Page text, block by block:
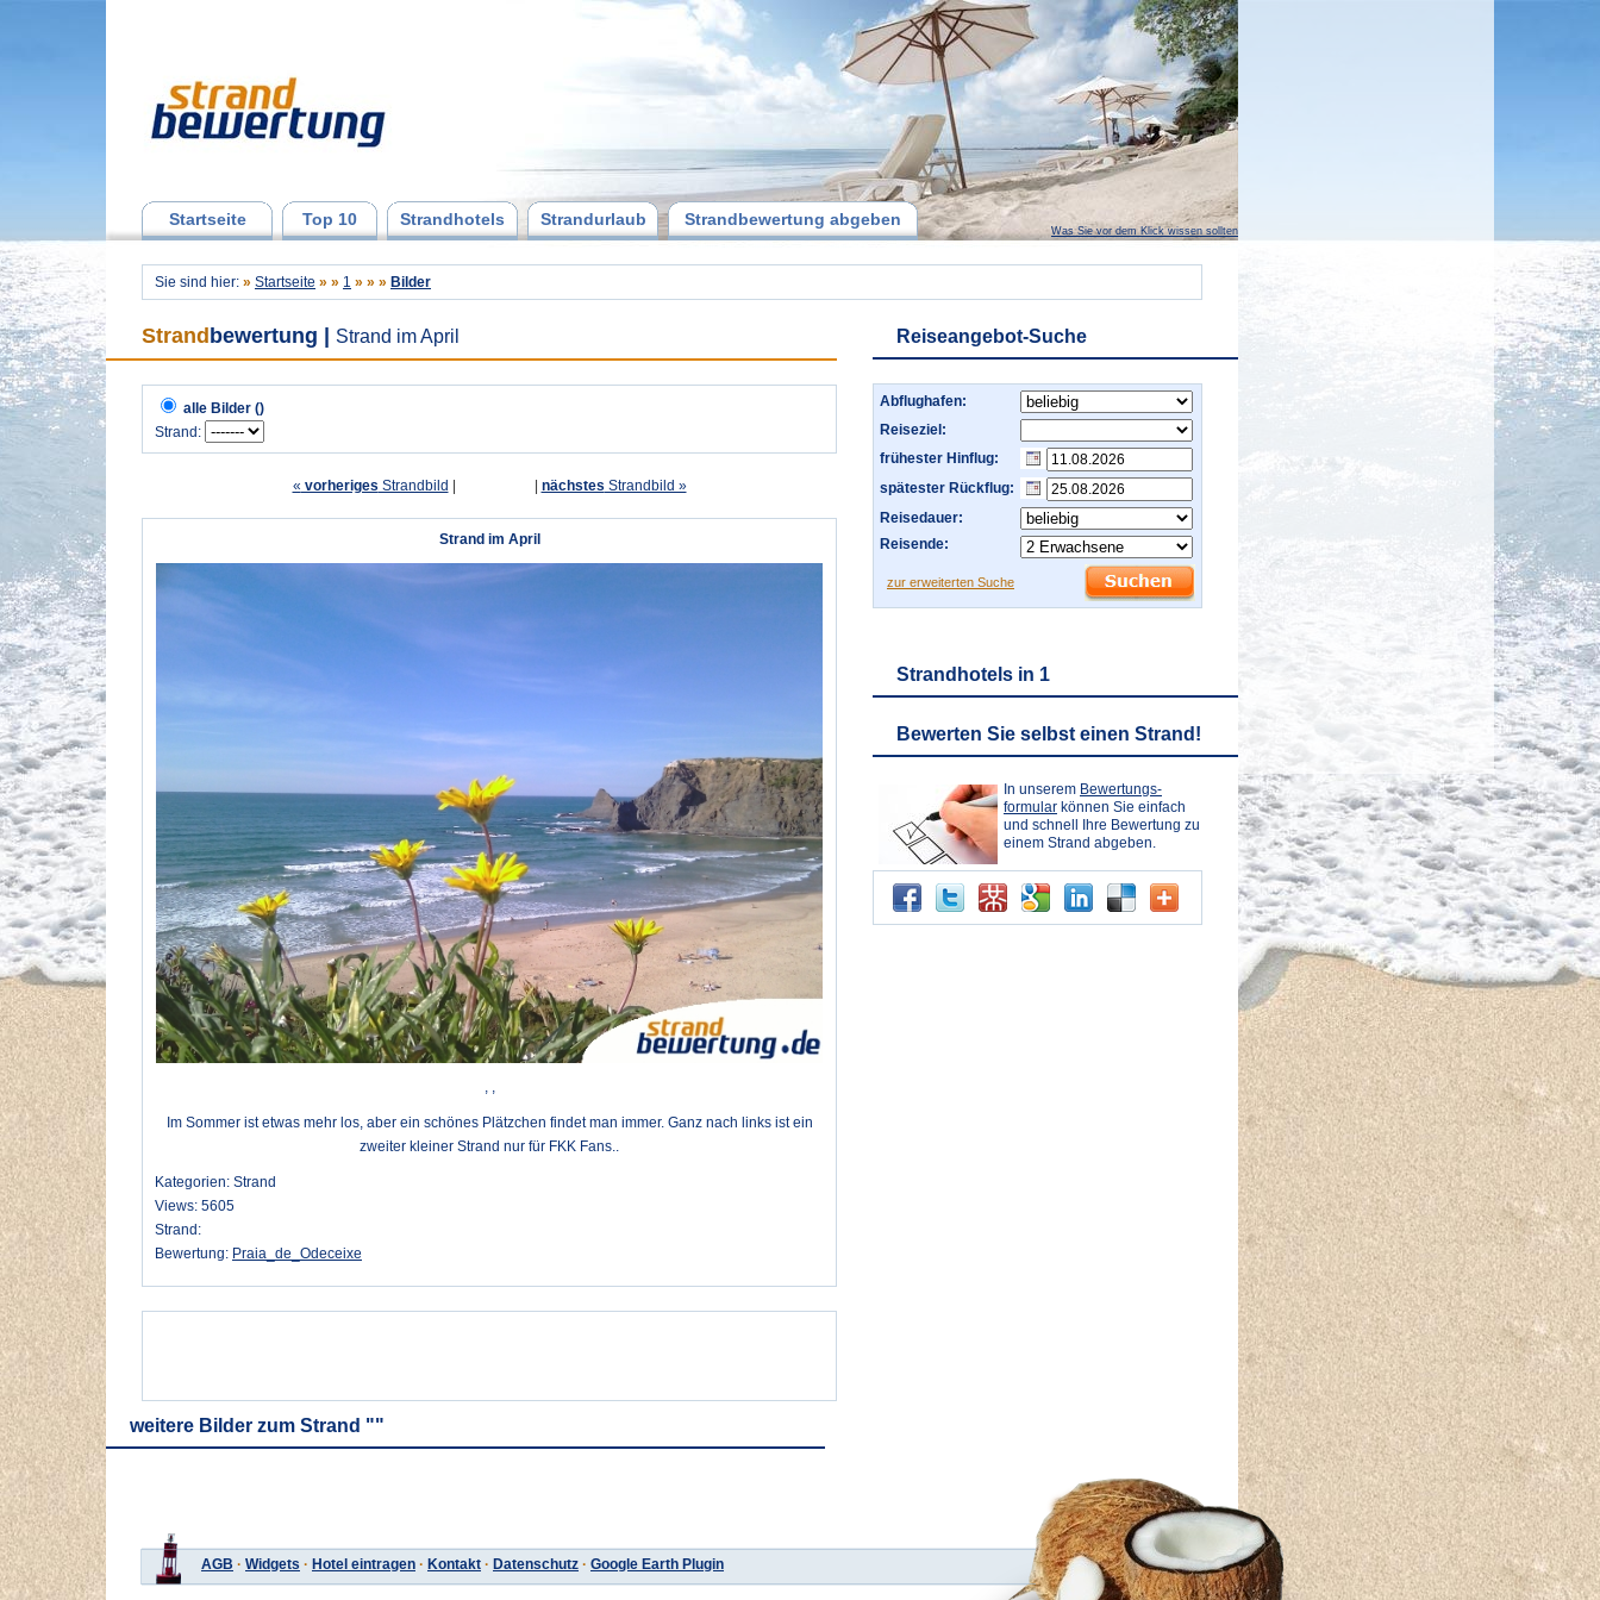
Startseite Top 10 Strandhotels Strandurlaub Strandbewertung abgeben
Was Sie vor dem Klick wissen sollten
Sie sind hier: » Startseite » » 1 » » » Bilder
Strand bewertung Strand im April
alle Bilder ()
Strand:
« vorheriges Strandbild nächstes Strandbild »
Strand im April
, ,
Im Sommer ist etwas mehr los, aber ein schönes Plätzchen findet man immer. Ganz nach links ist ein
zweiter kleiner Strand nur für FKK Fans..
Kategorien: Strand
Views: 5605
Strand:
Bewertung: Praia_de_Odeceixe
weitere Bilder zum Strand ""
Reiseangebot-Suche
Abflughafen:
Reiseziel:
frühester Hinflug:
spätester Rückflug:
Reisedauer:
Reisende:
zur erweiterten Suche
Strandhotels in 1
Bewerten Sie selbst einen Strand!
In unserem Bewertungs-
formular können Sie einfach
und schnell Ihre Bewertung zu
einem Strand abgeben.
AGB · Widgets · Hotel eintragen · Kontakt · Datenschutz · Google Earth Plugin